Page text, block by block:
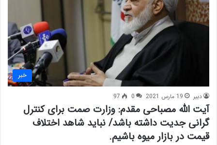
خبر
دبیر 19 مارس 2021 0
97
آیت الله مصباحی مقدم: وزارت صمت برای کنترل
گرانی جدیت داشته باشد/ نباید شاهد اختلاف
قیمت در بازار میوه باشیم.